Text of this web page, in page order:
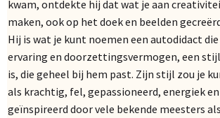
kwam, ontdekte hij dat wat je aan
maken, ook op het doek en beelden
Hij is wat je kunt noemen een autodidact
ervaring en doorzettingsvermogen, een
is, die geheel bij hem past. Zijn stijl zou je
als krachtig, fel, gepassioneerd, energiek
geïnspireerd door vele bekende meesters